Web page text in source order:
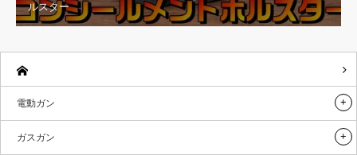
ルスター
電動ガン
ガスガン